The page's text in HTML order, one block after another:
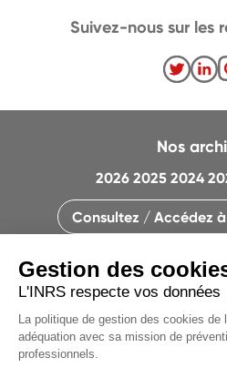
CONTACTEZ LA
QUI SOMMES-
Nos
2026 2025 2024
Consultez / Accédez
Suivez-nous sur les